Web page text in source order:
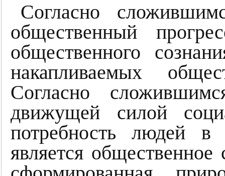
Согласно
общественный
общественного
накапливаемых
Согласно
движущей силой
потребность людей в
является